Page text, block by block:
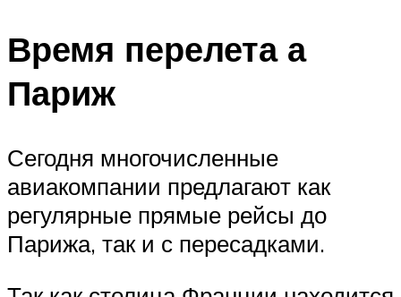
Время перелета а
Париж
Сегодня многочисленные
авиакомпании предлагают как
регулярные прямые рейсы до
Парижа, так и с пересадками.